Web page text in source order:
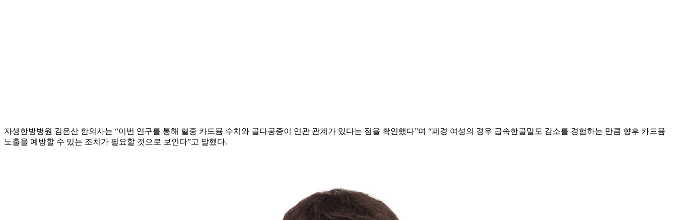
자생한방병원 김은산 한의사는 “이번 연구를 통해 혈중 카드뮴 수치와 골다공증이 연관 관계가 있다는 점을 확인했다”며 “폐경 여성의 경우 급속한골밀도 감소를 경험하는 만큼 향후 카드뮴
노출을 예방할 수 있는 조치가 필요할 것으로 보인다”고 말했다.